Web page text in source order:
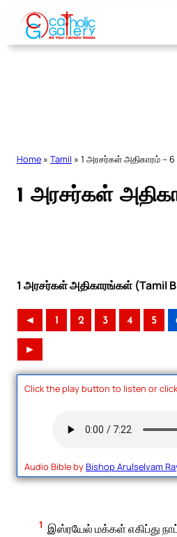
Skip
content
Home » Tamil » 1 அரசர்கள் அதிகாரம் – 6
1 அரசர்கள்
1 அரசர்கள் அதிகாரங்கள் (Tamil
◄ 1 2 3 4 5
►
Click the play button to listen or
Audio Bible byBishop Arulselvam
1 இஸ்ரயேல் மக்கள் எகிப்து